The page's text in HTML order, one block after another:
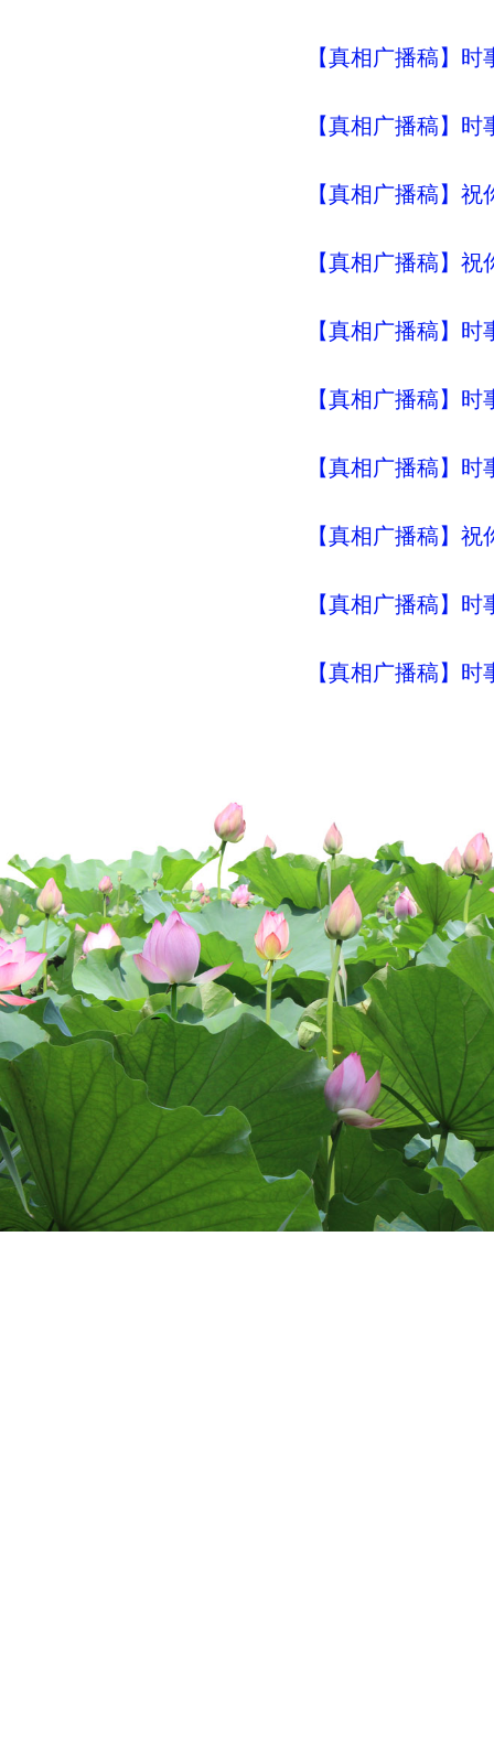
【真相广播稿】
【真相广播稿】
【真相广播稿】
【真相广播稿】
【真相广播稿】
【真相广播稿】
【真相广播稿】
【真相广播稿】
【真相广播稿】
【真相广播稿】